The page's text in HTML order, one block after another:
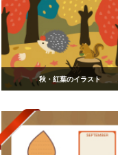
秋・紅葉のイラスト